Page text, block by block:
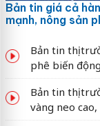
Bản tin giá cả
mạnh, nông sản
Bản tin thị
phê biến
Bản tin thị
vàng neo